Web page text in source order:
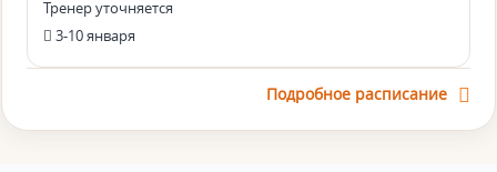
Тренер уточняется
3-10 января
Подробное расписание